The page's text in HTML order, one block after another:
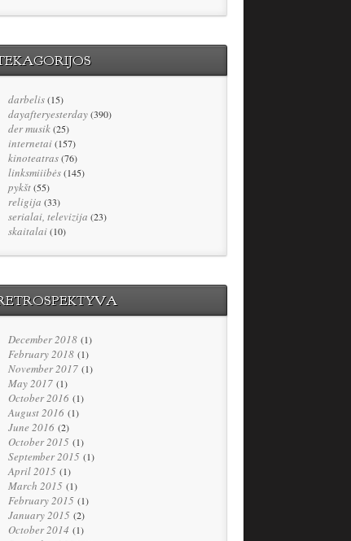
darbelis(15)
dayafteryesterday(390)
der musik(25)
internetai(157)
kinoteatras(76)
linksmiiibės(145)
pykšt(55)
religija (33)
serialai, televizija (23)
skaitalai(10)
December 2018 (1)
February 2018 (1)
November 2017 (1)
May 2017 (1)
October 2016 (1)
August 2016 (1)
June 2016 (2)
October 2015 (1)
September 2015 (1)
April 2015 (1)
March 2015 (1)
February 2015 (1)
January 2015 (2)
October 2014 (1)